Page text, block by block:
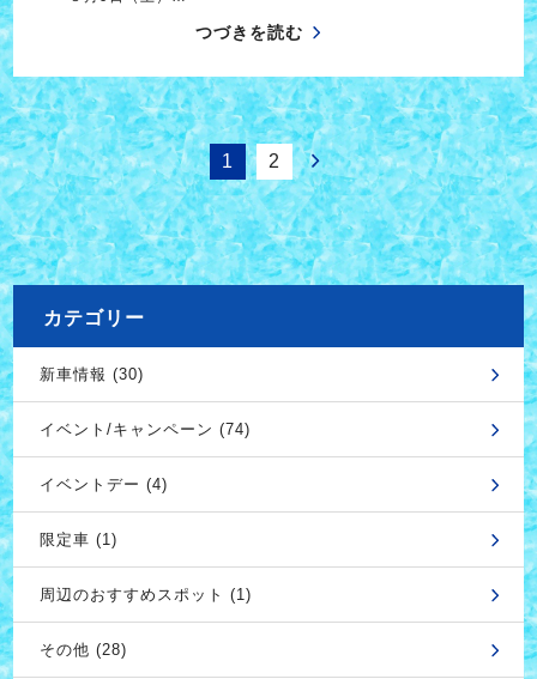
つづきを読む
1 2
カテゴリー
新車情報 (30)
イベント/キャンペーン (74)
イベントデー (4)
限定車 (1)
周辺のおすすめスポット (1)
その他 (28)